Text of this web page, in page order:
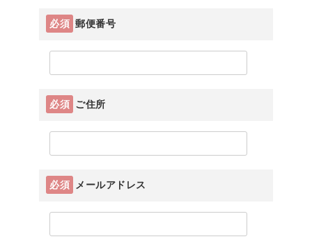
必須 郵便番号
必須 ご住所
必須 メールアドレス